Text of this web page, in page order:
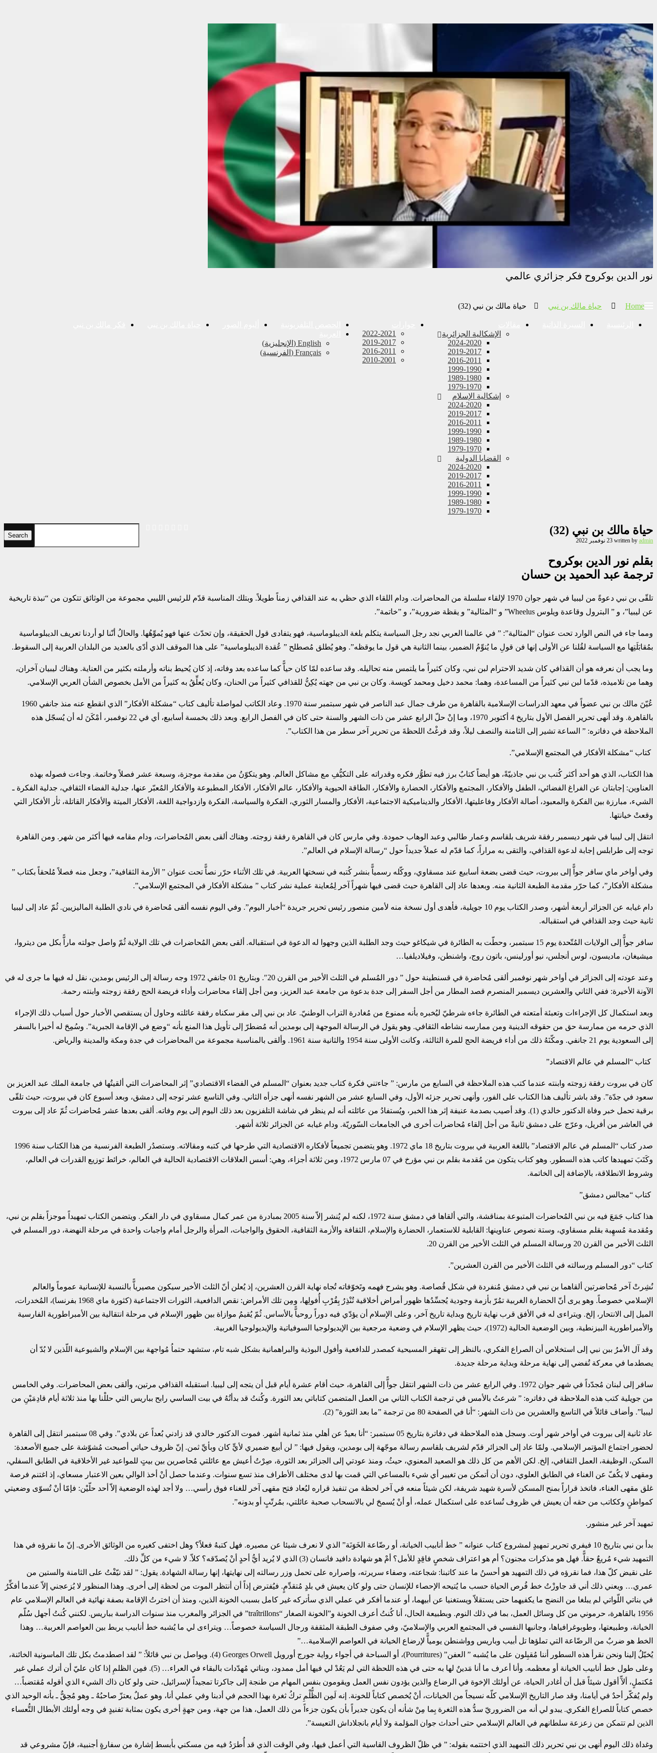
نور الدين بوكروح فكر جزائري عالمي
الإشكالية الجزائرية
2024-2020
2019-2017
2016-2011
1999-1990
1989-1980
1979-1970
إشكالية الإسلام
2024-2020
2019-2017
2016-2011
1999-1990
1989-1980
1979-1970
القضايا الدولية
2024-2020
2019-2017
2016-2011
1999-1990
1989-1980
1979-1970
2022-2021
2019-2017
2016-2011
2010-2001
English
( الإنجليزية)
Français
( الفرنسية)
Search
Home حياة مالك بن نبي حياة مالك بن نبي (32)‏
حياة مالك بن نبي (32)‏
written by admin 23 نوفمبر 2022
بقلم نور الدين بوكروح
ترجمة عبد الحميد بن حسان
تلقّى بن نبي دعوةً من ليبيا في شهر جوان 1970 لإلقاء سلسلة من المحاضرات. ودام اللقاء الذي حظي ‏به عند القذافي زمناً طويلاً. وبتلك المناسبة قدّم للرئيس الليبي مجموعة من الوثائق تتكون من “نبذة ‏تاريخية
عن ليبيا”، و ” البترول وقاعدة ويلوس ‏Wheelus‏” و “المثالية” و يقظة ضرورية”، و ‏‏”خاتمة”.‏
ومما جاء في النص الوارد تحت عنوان “المثالية”: ” في عالمنا العربي نجد رجل السياسة يتكلم بلغة ‏الديبلوماسية، فهو يتفادى قول الحقيقة، وإن تحدّث عنها فهو يُموِّهُها. والحالُ أنّنا لو أردنا تعريف ‏الديبلوماسية
بمُقابَلَتِها مع السياسة لقُلنا عن الأولى إنها فن قولِ ما يُنوِّمُ الضمير، بينما الثانية هي قول ما ‏يوقظه”. وهو يُطلق مُصطلح ” عُقدة الديبلوماسية” على هذا الموقف الذي أدّى بالعديد من البلدان ‏العربية إلى السقوط.‏
وما يجب أن نعرفه هو أن القذافي كان شديد الاحترام لبن نبي، وكان كثيراً ما يلتمس منه تحاليله. وقد ‏ساعده لمّا كان حياًّ كما ساعده بعد وفاته، إذ كان يُحيط بناته وأرملته بكثير من العناية. وهناك ليبيان ‏آخران،
وهما من تلاميذه، قدّما لبن نبي كثيراً من المساعدة، وهما: محمد دخيل ومحمد كويسة. وكان بن ‏نبي من جهته يُكِنُّ للقذافي كثيراً من الحنان، وكان يُعلِّقُ به كثيراً من الأمل بخصوص الشأن العربي ‏الإسلامي.‏
عُيّنَ مالك بن نبي عضواً في معهد الدراسات الإسلامية بالقاهرة من طرف جمال عبد الناصر في شهر ‏سبتمبر سنة 1970. وعاد الكاتب لمواصلة تأليف كتاب “مشكلة الأفكار” الذي انقطع عنه منذ جانفي ‏‏1960
بالقاهرة. وقد أنهى تحرير الفصل الأول بتاريخ 4 أكتوبر 1970، وما إنْ حلّ الرابع عشر من ‏ذات الشهر والسنة حتى كان في الفصل الرابع. وبعد ذلك بخمسة أسابيع، أي في 22 نوفمبر، أمْكَنَ له ‏أن يُسجّل هذه
الملاحظة في دفاتره: ” الساعة تشير إلى الثامنة والنصف ليلاً، وقد فرغْتُ اللحظةَ من ‏تحرير آخر سطر من هذا الكتاب”.‏
‏ كتاب “مشكلة الأفكار في المجتمع الإسلامي”.‏
هذا الكتاب، الذي هو أحد أكثر كُتب بن نبي جاذبيّةً، هو أيضاً كتابٌ برز فيه تطوُّر فكره وقدراته على ‏التكيُّفِ مع مشاكل العالم. وهو يتكوّنُ من مقدمة موجزة، وسبعة عشر فصلاً وخاتمة. وجاءت فصوله ‏بهذه
العناوين: إجابتان عن الفراغ الفضائي، الطفل والأفكار، المجتمع والأفكار، الحضارة والأفكار، ‏الطاقة الحيوية والأفكار، عالم الأفكار، الأفكار المطبوعة والأفكار المُعبّر عنها، جدلية الفضاء الثقافي، ‏جدلية الفكرة ـ
الشيء، مبارزة بين الفكرة والمعبود، أصالة الأفكار وفاعليتها، الأفكار والديناميكية ‏الاجتماعية، الأفكار والمسار الثوري، الفكرة والسياسة، الفكرة وازدواجية اللغة، الأفكار الميتة والأفكار ‏القاتلة، ثأر الأفكار التي
وقعتْ خيانتها. ‏
انتقل إلى ليبيا في شهر ديسمبر رفقة شريف بلقاسم وعمار طالبي وعبد الوهاب حمودة. وفي مارس كان ‏في القاهرة رفقة زوجته. وهناك ألقى بعض المُحاضرات، ودام مقامه فيها أكثر من شهر. ومن القاهرة
‏توجه إلى طرابلس إجابة لدعوة القذافي، والتقى به مراراً، كما قدّم له عملاً جديداً حول “رسالة الإسلام ‏في العالم”.‏
وفي أواخر ماي سافر جواًّ إلى بيروت، حيث قضى بضعة أسابيع عند مسقاوي، ووكّله رسمياًّ بنشر ‏كُتبه في نسختها العربية. في تلك الأثناء حرّر نصاًّ تحت عنوان ” الأزمة الثقافية”، وجعل منه فصلاً ‏مُلحقاً بكتاب ”
مشكلة الأفكار”، كما حرّر مقدمة الطبعة الثانية منه. وبعدها عاد إلى القاهرة حيث قضى ‏فيها شهراً آخر لِمُعاينة عملية نشر كتاب ” مشكلة الأفكار في المجتمع الإسلامي”.‏
دام غيابه عن الجزائر أربعة أشهر، وصدر الكتاب يوم 10 جويلية، فأهدى أول نسخة منه لأمين ‏منصور رئيس تحرير جريدة “أخبار اليوم”. وفي اليوم نفسه ألقى مُحاضرة في نادي الطلبة الماليزيين. ‏ثُمّ عاد إلى ليبيا
ثانية حيث وجد القذافي في استقباله.‏
سافر جواًّ إلى الولايات المُتّحدة يوم 15 سبتمبر، وحطّت به الطائرة في شيكاغو حيث وجد الطلبة الذين ‏وجهوا له الدعوة في استقباله. ألقى بعض المُحاضرات في تلك الولاية ثُمّ واصل جولته ماراًّ بكل من ‏ديتروا،
ميشيغان، ماديسون، لوس أنجلس، نيو أورلينس، باتون روج، واشنطن، وفيلاديلفيا…‏
وعند عودته إلى الجزائر في أواخر شهر نوفمبر ألقى مُحاضرة في قسنطينة حول ” دور المُسلم في ‏الثلث الأخير من القرن 20″. وبتاريخ 01 جانفي 1972 وجه رسالة إلى الرئيس بومدين، نقل له فيها ‏ما جرى له في
الآونة الأخيرة: ففي الثاني والعشرين ديسمبر المنصرم قصد المطار من أجل السفر إلى ‏جدة بدعوة من جامعة عبد العزيز، ومن أجل إلقاء محاضرات وأداء فريضة الحج رفقة زوجته وابنته ‏رحمة.‏
وبعد استكمال كل الإجراءات وتعبئة أمتعته في الطائرة جاءه شرطيّ ليُخبره بأنه ممنوع من مُغادرة ‏التراب الوطنيّ. عاد بن نبي إلى مقر سكناه رفقة عائلته وحاول أن يستقصي الأخبار حول أسباب ذلك ‏الإجراء
الذي حرمه من ممارسة حق من حقوقه الدينية ومن ممارسه نشاطه الثقافي. وهو يقول في ‏الرسالة الموجهة إلى بومدين أنه مُضطرّ إلى تأويل هذا المنع بأنه “وضع في الإقامة الجبرية”. وسُمِحَ له ‏أخيرا بالسفر
إلى السعودية يوم 21 جانفي. ومكّنَهُ ذلك من أداء فريضة الحج للمرة الثالثة، وكانت الأولى ‏سنة 1954 والثانية سنة 1961. وألقى بالمناسبة مجموعة من المحاضرات في جدة ومكة والمدينة ‏والرياض.‏
‏ كتاب “المسلم في عالم الاقتصاد” ‏
كان في بيروت رفقة زوجته وابنته عندما كتب هذه الملاحظة في السابع من مارس: ” جاءتني فكرة ‏كتاب جديد بعنوان “المسلم في الفضاء الاقتصادي” إثر المحاضرات التي ألقيتُها في جامعة الملك عبد ‏العزيز بن
سعود في جدّة”. وقد باشر تأليف هذا الكتاب على الفور، وأنهى تحرير جزئه الأول، وفي ‏السابع عشر من الشهر نفسه أنهى جزأه الثاني. وفي التاسع عشر توجه إلى دمشق، وبعد أسبوع كان في ‏بيروت، حيث تلقّى
برقية تحمل خبر وفاة الدكتور خالدي (1). وقد أصيب بصدمة عنيفة إثر هذا الخبر، ‏ويُستفادُ من عائلته أنه لم ينظر في شاشة التلفزيون بعد ذلك اليوم إلى يوم وفاته. ألقى بعدها عشر ‏مُحاضرات ثُمّ عاد إلى بيروت
في العاشر من أفريل، وعرّج على دمشق ثانيةً من أجل إلقاء مُحاضرات ‏أخرى في الجامعات السّوريّة. ودام غيابه عن الجزائر ثلاثة أشهر.‏
صدر كتاب “المسلم في عالم الاقتصاد” باللغة العربية في بيروت بتاريخ 18 ماي 1972. وهو يتضمن ‏تجميعاً لأفكاره الاقتصادية التي طرحها في كتبه ومقالاته. وستصدُر الطبعة الفرنسية من هذا الكتاب سنة ‏‏1996
وكَتَبَ تمهيدها كاتب هذه السطور. وهو كتاب يتكون من مُقدمة بقلم بن نبي مؤرخ في 07 مارس ‏‏1972، ومن ثلاثة أجزاء، وهي: أسس العلاقات الاقتصادية الحالية في العالم، خرائط توزيع القدرات ‏في العالم،
وشروط الانطلاقة، بالإضافة إلى الخاتمة.‏
‏ كتاب “مجالس دمشق” ‏
هذا كتاب جَمَعَ فيه بن نبي المُحاضرات المتبوعة بمناقشة، والتي ألقاها في دمشق سنة 1972، لكنه لم ‏يُنشر إلاّ سنة 2005 بمبادرة من عمر كمال مسقاوي في دار الفكر. ويتضمن الكتاب تمهيداً موجزاً بقلم ‏بن نبي،
ومُقدمة مُسهِبة بقلم مسقاوي، وستة نصوص عناوينها: القابلية للاستعمار، الحضارة والإسلام، ‏الثقافة والأزمة الثقافية، الحقوق والواجبات، المرأة والرجل أمام واجبات واحدة في مرحلة النهضة، دور ‏المسلم في
الثلث الأخير من القرن 20 ورسالة المسلم في الثلث الأخير من القرن 20.‏
كتاب “دور المسلم ورسالته في الثلث الأخير من القرن العشرين”.‏
نُشِرتْ آخر مُحاضرتين ألقاهما بن نبي في دمشق مُنفردة في شكل قُصاصة. وهو يشرح فهمه وتَخوّفاته ‏تُجاه نهاية القرن العشرين، إذ يُعلن أنّ الثلث الأخير سيكون مصيرياًّ بالنسبة للإنسانية عموماً والعالم
‏الإسلامي خصوصاً. وهو يرى أنّ الحضارة الغربية تمُرّ بأزمة وجودية يُجسِّدُها ظهور أمراض أخلاقية ‏تُنْذِرُ بِقُرْبِ أُفولِها، ومِن تلك الأمراض: نقص الدافعية، الثورات الاجتماعية (كثورة ماي 1968 ‏بفرنسا)، المُخدرات،
الميل إلى الانتحار، إلخ. ويتراءى له في الأفق قرب نهاية تاريخ وبداية تاريخ ‏آخر، وعلى الإسلام أن يؤدّي فيه دوراً روحياًّ بالأساس. ثُمّ يُقيمُ موازاة بين ظهور الإسلام في مرحلة ‏انتقالية بين الأمبراطورية الفارسية
والأمبراطورية البيزنطية، وبين الوضعية الحالية (1972)، حيث ‏يظهر الإسلام في وضعية مرجعية بين الإيديولوجيا السوفياتية والإيديولوجيا الغربية. ‏
وقد آل الأمرُ ببن نبي إلى استخلاص أن الصراع الفكري، بالنظر إلى تقهقر المسيحية كمصدر للدافعية ‏وأفول البوذية والبراهمانية بشكل شبه تام، ستشهد حتماُ مُواجهة بين الإسلام والشيوعية اللّذين لا بُدّ أن
‏يصطدما في معركة تُفضي إلى نهاية مرحلة وبداية مرحلة جديدة.‏
سافر إلى لبنان مُجدّداً في شهر جوان 1972. وفي الرابع عشر من ذات الشهر انتقل جواًّ إلى القاهرة، ‏حيث أقام عشرة أيام قبل أن يتجه إلى ليبيا. استقبله القذافي مرتين، وألقى بعض المحاضرات. وفي ‏الخامس
من جويلية كتب هذه الملاحظة في دفاتره: ” شرعتُ بالأمس في ترجمة الكتاب الثاني من العمل ‏المتضمن كتاباتي بعد الثورة. وكُنتُ قد بدأتُهُ في بيت الساسي رابح بباريس التي حللْنا بها منذ ثلاثة أيام ‏قادِمَيْنِ من
ليبيا”. وأضاف قائلاً في التاسع والعشرين من ذات الشهر: “أنا في الصفحة 80 من ترجمة ‏‏”ما بعد الثورة” (2).‏
عاد ثانية إلى بيروت في أواخر شهر أوت. وسجل هذه الملاحظة في دفاترة بتاريخ 05 سبتمبر: “أنا ‏بعيدٌ عن أهلي منذ ثمانية أشهر. فموت الدكتور خالدي قد زادني بُعداً عن بلادي”. وفي 08 سبتمبر انتقل ‏إلى القاهرة
لحضور اجتماع المؤتمر الإسلامي. ولمّا عاد إلى الجزائر قدّم لشريف بلقاسم رسالة موجّهة ‏إلى بومدين، ويقول فيها: ” لن أبيع ضميري لأيٍّ كان وبأيِّ ثمن. إنّ ظروف حياتي أصبحت مُشوّشة ‏على جميع الأصعدة:
السكن، الوظيفة، العمل الثقافي، إلخ. لكن الأهم من كل ذلك هو الصعيد المعنوي، ‏حيثُ، ومنذ عودتي إلى الجزائر بعد الثورة، صِرْتُ أعيش مع عائلتي مُحاصرين بين بيتٍ للمواعيد غير ‏الأخلاقية في الطابق السفلي،
ومقهى لا يكُفّ عن الغناء في الطابق العلوي، دون أن أتمكن من تغيير أي ‏شيء بالمساعي التي قمت بها لدى مختلف الأطراف منذ تسع سنوات. وعندما حصل أنْ أخذ الوالي ‏بعين الاعتبار مسعاي، إذ اغتنم فرصة
غلق مقهى الغناء، فاتخذ قراراً بمنح المسكن لأسرة شهيد شريفة، ‏لكن شيئاً منعه في آخر لحظة من تنفيذ قراره ليُعاد فتح مقهى آخر للغناء فوق رأسي… ولا أجد لهذه ‏الوضعية إلاّ أحد حلّيْن: فإمّا أنْ تُسوّى وضعيتي
كمواطنٍ وككاتب من حقه أن يعيش في ظروف تُساعده ‏على استكمال عمله، أو أنْ يُسمحَ لي بالانسحاب صحبة عائلتي، بمُرتّبٍ أو بدونه”.‏
تمهيد آخر غير منشور.‏
بدأ بن نبي بتاريخ 10 فيفري تحرير تمهيدٍ لمشروع كتاب عنوانه ” خط أنابيب الخيانة، أو رضّاعة ‏الخَوَنَة” الذي لا نعرف شيئا عن مصيره. فهل كتبهُ فعلاً؟ وهل اختفى كغيره من الوثائق الأخرى. إنّ ما ‏نقرؤه في هذا
التمهيد شيء مُريعٌ حقاًّ. فهل هو مذكرات مجنون؟ أم هو اعتراف شخصٍ فاقِدٍ للأمل؟ أمْ ‏هو شهادة دافيد فانسان (3) الذي لا يُريد أيُّ أحدٍ أنْ يُصدّقه؟ كلاّ. لا شيء من كلِّ ذلك.‏
على نقيض كلّ هذا، فما نقرؤه في ذلك التمهيد هو أحسنُ ما عند كاتبنا: شجاعته، وصفاء سريرته، ‏وإصراره على تحمل وزر رسالته إلى نهايتها، إنها رسالة الشهادة. يقول: ” لقد نيّفْتُ على الثامنة ‏والستين من
عمري… ويعني ذلك أني قد جاوزْتُ خط فُرص الحياة حسب ما يُتيحه الإحصاء للإنسان ‏حتى ولو كان يعيش في بلدٍ مُتقدِّمٍ. فيُفترض إذاً أن أنتظر الموت من لحظة إلى أخرى. وهذا المنظور لا ‏يُزعجني إلاّ عندما أفكِّرُ
في بناتي اللّواتي لم يبلغا من النضج ما يكفيهما حتى يستقلاّ ويستغنيا عن أبيهما، ‏أو عندما أفكر في عملي الذي سأتركه غير كامل بسبب الخونة الذين، ومنذ أن اخترتُ الإقامة بصفة ‏نهائية في العالم الإسلامي عام
1956 بالقاهرة، حرموني من كل وسائل العمل، بما في ذلك النوم. ‏وبطبيعة الحال، أنا كُنتُ أعرف الخونة و”الخونة الصغار “‏traîtrillons‏” في الجزائر والمغرب منذ ‏سنوات الدراسة بباريس. لكنني كُنتُ أجهل سُلّم
الخيانة، وطبيعتها، وطوبوغرافياها، وجانبها النفسي في ‏المجتمع العربي والإسلاميّ، وفي صفوف الطبقة المثقفة ورجال السياسة خصوصاً… ويتراءى لي ما ‏يُشبه خط أنابيب يربط بين العواصم العربية… وهذا
الخط هو ضربٌ من الرضّاعة التي تملؤها تل ‏أبيب وباريس وواشنطن يومياًّ لإرضاع الخيانة في العواصم الإسلامية…” ‏
يُخيّلُ إلينا ونحن نقرأ هذه السطور أننا مُقبِلون على ما يُشبه ” العفن” (‏Pourritures‏)، أو السباحة في ‏أجواء رواية جورج أورويل ‏Georges Orwell‏ (4). ويواصل بن نبي قائلاً: ” لقد اصطدمتُ بكل ‏تلك الماسونية الخائنة،
وعلى طول خط أنابيب الخيانة أو معظمه. وأنا أعرف ما أنا مَدينٌ لها به حتى في ‏هذه اللحظة التي لم يَعُدْ لي فيها أمل ممدود، وبناتي مُهدّدات بالبقاء في العراء… (5). فمِن الظلمِ إذا كان ‏عليّ أن أترك عملي غير
مُكتملٍ، ألآّ أقول شيئاً قبل أن أغادر الحياة، عن أولئك الإخوة في الرضاع ‏والذين يؤدون نفس العمل ويقومون بنفس المهام من طنجة إلى جاكرتا تمجيداً لإسرائيل، حتى ولو كان ‏ذاك الشيء الذي أقوله مُقتضباً…
ولم يُفكّر أحدٌ في أيامنا، وقد صار التاريخ الإسلامي كلّه نسيجاً من ‏الخيانات، أنْ يُخصص كتاباً للخونة. إنه لَمِن الظُّلْمِ تركُ ثغرة بهذا الحجم في أدبنا وفي عملي أنا، وهو ‏عملٌ يعتزّ صاحبُهُ ـ وهو مُحِقٌّ ـ بأنه الوحيد الذي
خصص كتاباً للصراع الفكري. يبدو لي أنه من ‏الضروريّ سدُّ هذه الثغرة بِما مِنْ شأنه أن يكون جديراً بأن يكون جزءاً من ذلك العمل، هذا من جهة، ‏ومن جهةٍ أخرى يكون بمثابة تفنيدٍ في وجه أولئك الأبطال التُّعساء
الذين لم تتمكن من زعزعة سلطانهم ‏في العالم الإسلامي حتى أحداث جوان المؤلمة ولا أيام بانجلاداش التعيسة”.‏
وغداة ذلك اليوم أنهى بن نبي تحرير ذلك التمهيد الذي اختتمه بقوله: ” في ظلّ الظروف القاسية التي ‏أعمل فيها، وفي الوقت الذي قد أُطرَدُ فيه من مسكني بأبسط إشارة من سفارةٍ أجنبية، فإنّ مشروعي قد